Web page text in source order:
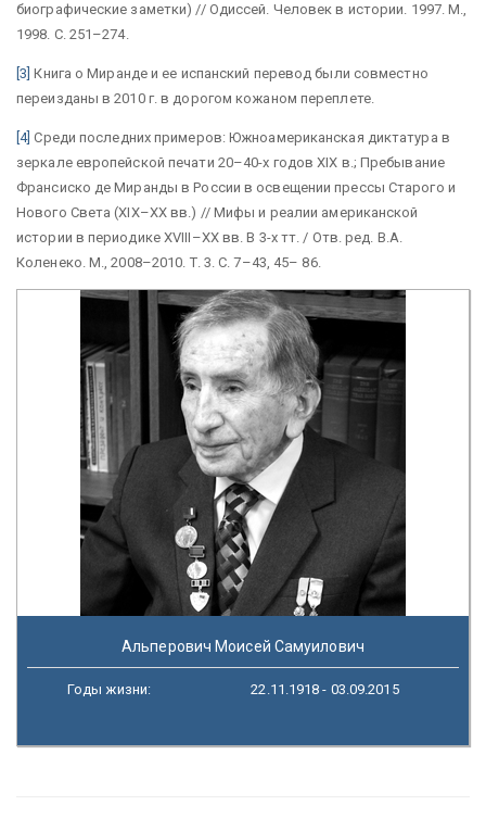
биографические заметки) // Одиссей. Человек в истории. 1997. М.,
1998. С. 251–274.
[3] Книга о Миранде и ее испанский перевод были совместно
переизданы в 2010 г. в дорогом кожаном переплете.
[4] Среди последних примеров: Южноамериканская диктатура в
зеркале европейской печати 20–40-х годов XIX в.; Пребывание
Франсиско де Миранды в России в освещении прессы Старого и
Нового Света (XIX–XX вв.) // Мифы и реалии американской
истории в периодике XVIII–XX вв. В 3-х тт. / Отв. ред. В.А.
Коленеко. М., 2008–2010. Т. 3. С. 7–43, 45– 86.
Альперович Моисей Самуилович
Годы жизни: 22.11.1918 - 03.09.2015